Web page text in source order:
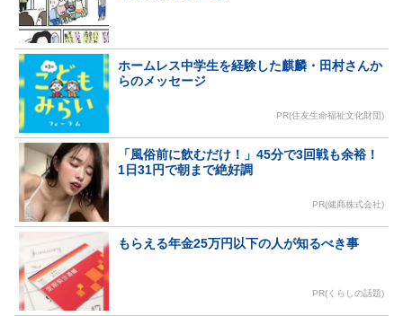
ホームレス中学生を経験した麒麟・田村さんか
らのメッセージ
PR(住友生命福祉文化財団)
「風俗前に飲むだけ！」45分で3回戦も余裕！
1日31円で朝まで絶好調
PR(健商株式会社)
もらえる年金25万円以下の人が知るべき事
PR(くらしの話題)